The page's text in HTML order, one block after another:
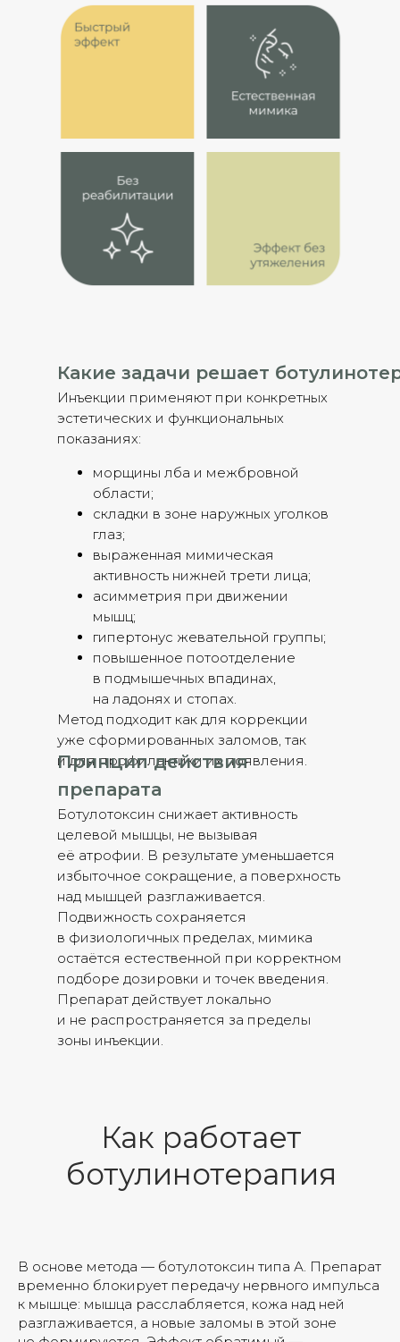
Какие задачи решает
Инъекции применяют при конкретных
эстетических и функциональных
показаниях:
морщины лба и межбровной
области;
складки в зоне наружных уголков
глаз;
выраженная мимическая
активность нижней трети лица;
асимметрия при движении
мышц;
гипертонус жевательной группы;
повышенное потоотделение
в подмышечных впадинах,
на ладонях и стопах.
Метод подходит как для коррекции
уже сформированных заломов, так
и для профилактики их появления.
Принцип действия
препарата
Ботулотоксин снижает активность
целевой мышцы, не вызывая
её атрофии. В результате уменьшается
избыточное сокращение, а поверхность
над мышцей разглаживается.
Подвижность сохраняется
в физиологичных пределах, мимика
остаётся естественной при корректном
подборе дозировки и точек введения.
Препарат действует локально
и не распространяется за пределы
зоны инъекции.
Как работает
ботулинотерапия
В основе метода — ботулотоксин типа А. Препарат
временно блокирует передачу нервного импульса
к мышце: мышца расслабляется, кожа над ней
разглаживается, а новые заломы в этой зоне